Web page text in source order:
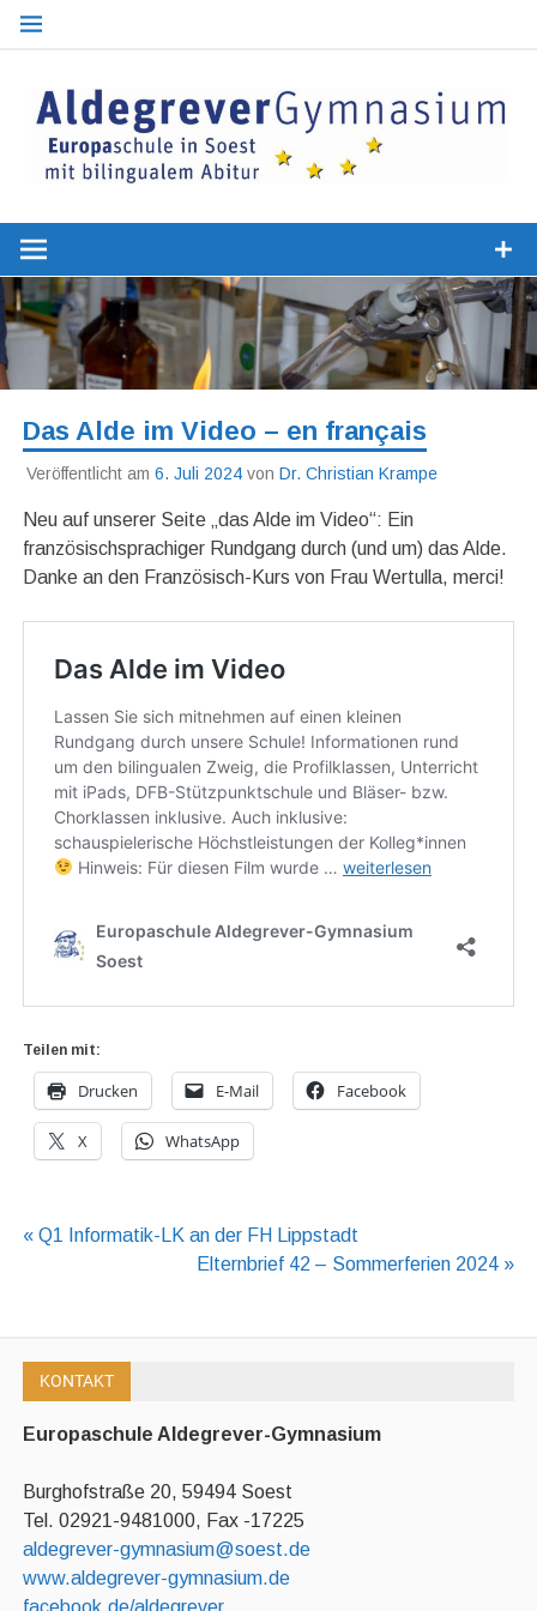
Zum
Soest
Das Alde im Video – en français
Veröffentlicht am 6. Juli 2024von Dr. Christian Krampe
Neu auf unserer Seite „das Alde im Video“: Ein
französischsprachiger Rundgang durch (und um) das Alde.
Danke an den Französisch-Kurs von Frau Wertulla, merci!
Teilen mit:
Drucken E-Mail Facebook
X WhatsApp
Beitragsnavigation
« Q1 Informatik-LK an der FH Lippstadt
Elternbrief 42 – Sommerferien 2024 »
KONTAKT
Europaschule Aldegrever-Gymnasium
Burghofstraße 20, 59494 Soest
Tel. 02921-9481000, Fax -17225
aldegrever-gymnasium@soest.de
www.aldegrever-gymnasium.de